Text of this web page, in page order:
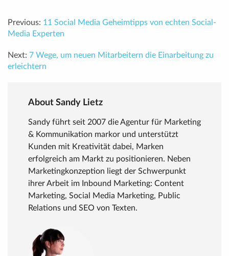
Previous: 11 Social Media Geheimtipps von echten Social-
Media Experten
Next: 7 Wege, um neuen Mitarbeitern die Einarbeitung zu
erleichtern
About Sandy Lietz
Sandy führt seit 2007 die Agentur für Marketing
& Kommunikation markor und unterstützt
Kunden mit Kreativität dabei, Marken
erfolgreich am Markt zu positionieren. Neben
Marketingkonzeption liegt der Schwerpunkt
ihrer Arbeit im Inbound Marketing: Content
Marketing, Social Media Marketing, Public
Relations und SEO von Texten.